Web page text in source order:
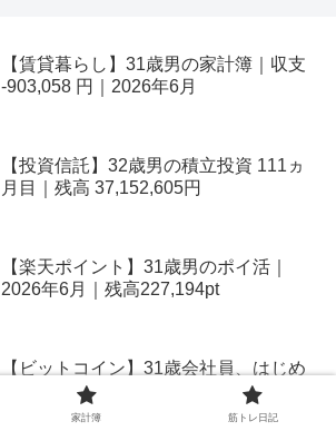
【賃貸暮らし】31歳男の家計簿｜収支
-903,058 円｜2026年6月
【投資信託】32歳男の積立投資 111ヵ
月目｜残高 37,152,605円
【楽天ポイント】31歳男のポイ活｜
2026年6月｜残高227,194pt
【ビットコイン】31歳会社員、はじめ
ての暗号資産｜2026年6月
家計簿 筋トレ日記